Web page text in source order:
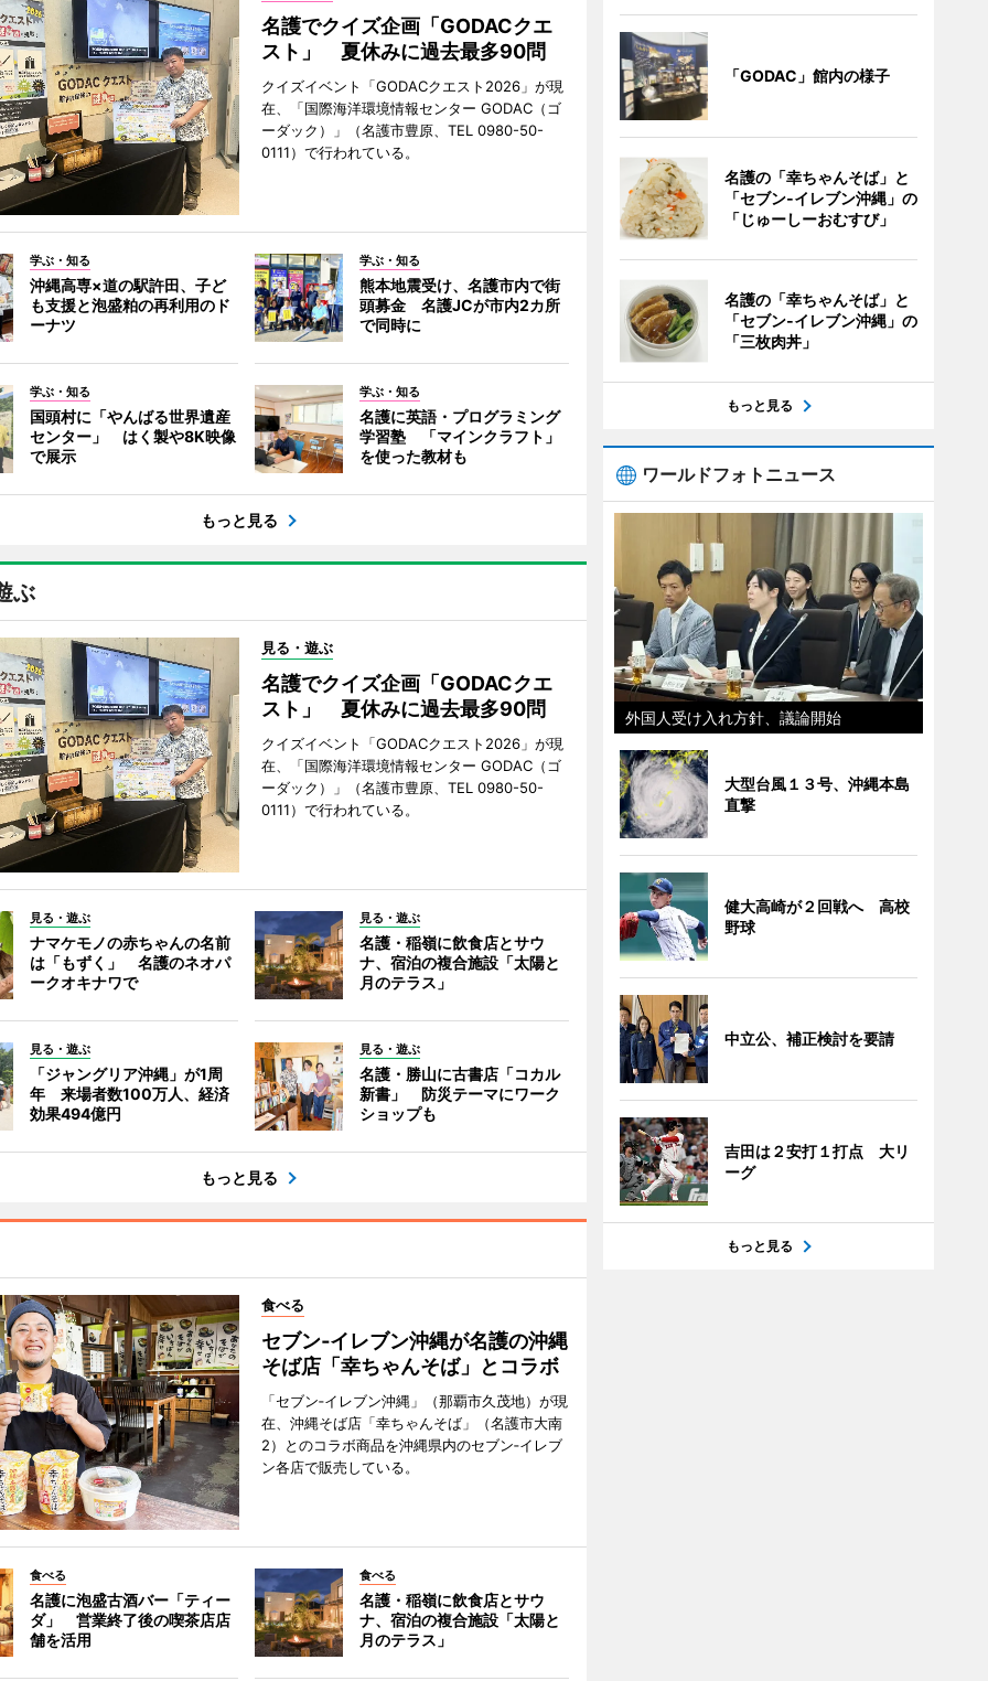
名護でクイズ企画「GODACクエ
スト」 夏休みに過去最多90問
クイズイベント「GODACクエスト2026」が現
在、「国際海洋環境情報センター GODAC（ゴ
ーダック）」（名護市豊原、TEL 0980-50-
0111）で行われている。
学ぶ・知る
沖縄高専×道の駅許田、子ど
も支援と泡盛粕の再利用のド
ーナツ
学ぶ・知る
熊本地震受け、名護市内で街
頭募金 名護JCが市内2カ所
で同時に
学ぶ・知る
国頭村に「やんばる世界遺産
センター」 はく製や8K映像
で展示
学ぶ・知る
名護に英語・プログラミング
学習塾 「マインクラフト」
を使った教材も
もっと見る
ぶ
見る・遊ぶ
名護でクイズ企画「GODACクエ
スト」 夏休みに過去最多90問
クイズイベント「GODACクエスト2026」が現
在、「国際海洋環境情報センター GODAC（ゴ
ーダック）」（名護市豊原、TEL 0980-50-
0111）で行われている。
見る・遊ぶ
ナマケモノの赤ちゃんの名前
は「もずく」 名護のネオパ
ークオキナワで
見る・遊ぶ
名護・稲嶺に飲食店とサウ
ナ、宿泊の複合施設「太陽と
月のテラス」
見る・遊ぶ
「ジャングリア沖縄」が1周
年 来場者数100万人、経済
効果494億円
見る・遊ぶ
名護・勝山に古書店「コカル
新書」 防災テーマにワーク
ショップも
もっと見る
食べる
セブン‐イレブン沖縄が名護の沖縄
そば店「幸ちゃんそば」とコラボ
「セブン‐イレブン沖縄」（那覇市久茂地）が現
在、沖縄そば店「幸ちゃんそば」（名護市大南
2）とのコラボ商品を沖縄県内のセブン‐イレブ
ン各店で販売している。
食べる
名護に泡盛古酒バー「ティー
ダ」 営業終了後の喫茶店店
舗を活用
食べる
名護・稲嶺に飲食店とサウ
ナ、宿泊の複合施設「太陽と
月のテラス」
「GODAC」館内の様子
名護の「幸ちゃんそば」と
「セブン‐イレブン沖縄」の
「じゅーしーおむすび」
名護の「幸ちゃんそば」と
「セブン‐イレブン沖縄」の
「三枚肉丼」
もっと見る
ワールドフォトニュース
外国人受け入れ方針、議論開始
大型台風１３号、沖縄本島
直撃
健大高崎が２回戦へ 高校
野球
中立公、補正検討を要請
吉田は２安打１打点 大リ
ーグ
もっと見る